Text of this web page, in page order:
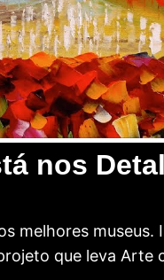
nos
melhores
que leva Arte